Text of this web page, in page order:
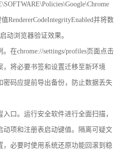
RendererCodeIntegrityEnabled并将数
动浏览器验证效果。
在chrome://settings/profiles页面点击
，将必要书签和设置迁移至新环境
密码应提前导出备份，防止数据丢失
口。运行安全软件进行全面扫描，
动项和注册表启动键值。隔离可疑文
，必要时使用系统还原功能回滚到稳